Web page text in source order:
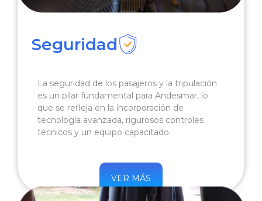
Seguridad
La seguridad de los pasajeros y la tripulación
es un pilar fundamental para Andesmar, lo
que se refleja en la incorporación de
tecnología avanzada, rigurosos controles
técnicos y un equipo capacitado.
VER MÁS